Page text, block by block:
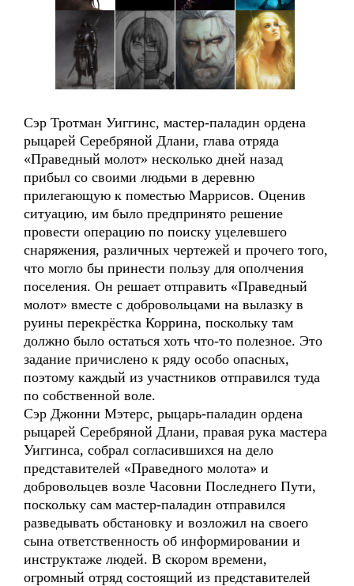
Сэр Тротман Уиггинс, мастер-паладин ордена
рыцарей Серебряной Длани, глава отряда
«Праведный молот» несколько дней назад
прибыл со своими людьми в деревню
прилегающую к поместью Маррисов. Оценив
ситуацию, им было предпринято решение
провести операцию по поиску уцелевшего
снаряжения, различных чертежей и прочего того,
что могло бы принести пользу для ополчения
поселения. Он решает отправить «Праведный
молот» вместе с добровольцами на вылазку в
руины перекрёстка Коррина, поскольку там
должно было остаться хоть что-то полезное. Это
задание причислено к ряду особо опасных,
поэтому каждый из участников отправился туда
по собственной воле.
Сэр Джонни Мэтерс, рыцарь-паладин ордена
рыцарей Серебряной Длани, правая рука мастера
Уиггинса, собрал согласившихся на дело
представителей «Праведного молота» и
добровольцев возле Часовни Последнего Пути,
поскольку сам мастер-паладин отправился
разведывать обстановку и возложил на своего
сына ответственность об информировании и
инструктаже людей. В скором времени,
огромный отряд состоящий из представителей